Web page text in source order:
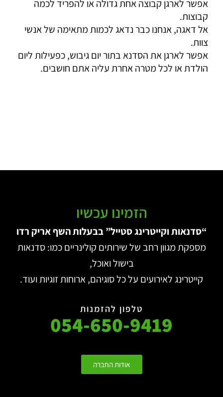
אפשר לארגן קבוצה אחת גדולה או להפריד לכמה
קבוצות.
אל דאגה, אנחנו כבר נדאג לכמות מתאימה של אנשי
צוות.
אפשר לארגן את הסדנא בתור יום גיבוש, כפעילות ליום
הולדת או לכל מטרה אחרת עליה אתם חושבים.
הזמינו עכשיו
“סדנאות וקייטרינג סטייל”בבעלות השף אריק רדו
מספקת מגוון רחב של שירותים קולינריים כמו: סדנאות
בישול ואוכל,
קייטרינג לאירועים על כל סוגיהם, ארוחות זוגיות ועוד.
טלפון להזמנות
054-650-9419
אודות החברה